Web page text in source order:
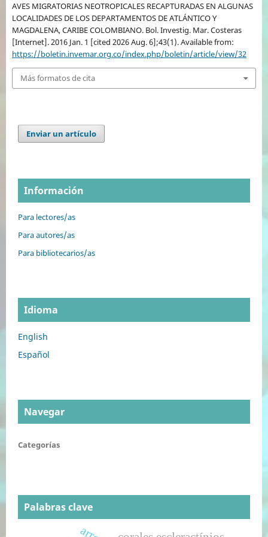
AVES MIGRATORIAS NEOTROPICALES RECAPTURADAS EN ALGUNAS
LOCALIDADES DE LOS DEPARTAMENTOS DE ATLÁNTICO Y
MAGDALENA, CARIBE COLOMBIANO. Bol. Investig. Mar. Costeras
[Internet]. 2016 Jan. 1 [cited 2026 Aug. 6];43(1). Available from:
https://boletin.invemar.org.co/index.php/boletin/article/view/32
Más formatos de cita
Enviar un artículo
Información
Para lectores/as
Para autores/as
Para bibliotecarios/as
Idioma
English
Español
Navegar
Categorías
Palabras clave